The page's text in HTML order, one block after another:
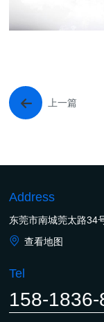
上一篇
Address
东莞市南城莞太路34
查看地图
Tel
158-